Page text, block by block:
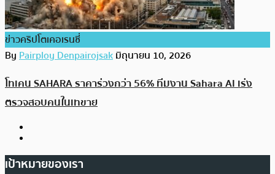
ข่าวคริปโตเคอเรนซี่
ByPairploy Denpairojsakมิถุนายน 10, 2026
โทเคน SAHARA ราคาร่วงกว่า 56% ทีมงาน Sahara AI เร่ง
ตรวจสอบคนในเทขาย
เป้าหมายของเรา